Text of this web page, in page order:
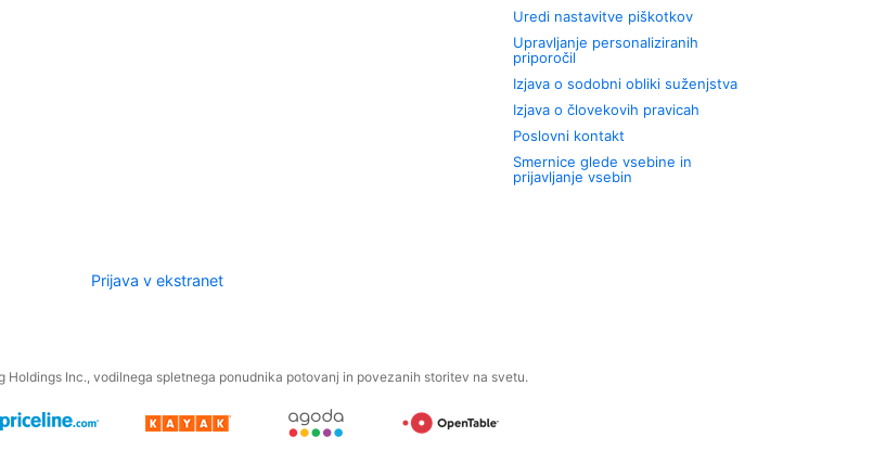
Uredi nastavitve piškotkov
Upravljanje personaliziranih
priporočil
Izjava o sodobni obliki suženjstva
Izjava o človekovih pravicah
Poslovni kontakt
Smernice glede vsebine in
prijavljanje vsebin
Prijava v ekstranet
Holdings Inc., vodilnega spletnega ponudnika potovanj in povezanih storitev na svetu.